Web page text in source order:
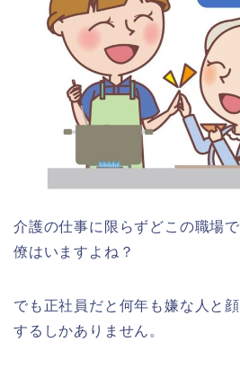
介護の仕事に限らずどこの職場
僚はいますよね？
でも正社員だと何年も嫌な人と
するしかありません。